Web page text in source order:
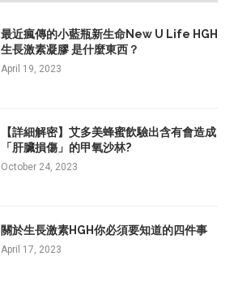
最近瘋傳的小藍瓶新生命New U Life HGH
生長激素凝膠 是什麼東西？
April 19, 2023
【詳細解密】艾多美蜂蜜飲驗出含有會造成
「肝臟損傷」的甲氧沙林?
October 24, 2023
關於生長激素HGH你必須要知道的四件事
April 17, 2023